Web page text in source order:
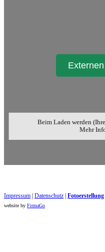
Beim Laden werden
Mehr
Impressum | Datenschutz | Foto​erstellung
website by FirmaGo